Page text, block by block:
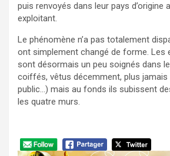
puis renvoyés dans leur pays d’origine
exploitant.
Le phénomène n’a pas totalement
ont simplement changé de forme. Les
sont désormais un peu soignés dans
coiffés, vêtus décemment, plus jamais
public…) mais au fonds ils subissent
les quatre murs.